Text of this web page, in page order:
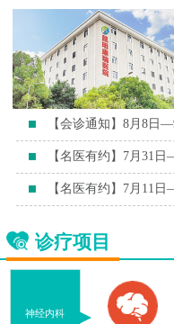
【会诊通知】8月8日
【名医有约】7月31
【名医有约】7月11
诊疗项目
神经内科